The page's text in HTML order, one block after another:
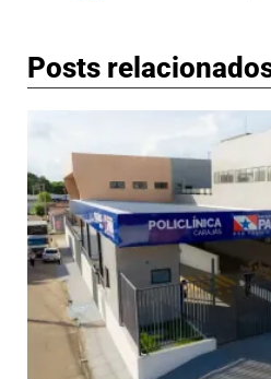
Posts